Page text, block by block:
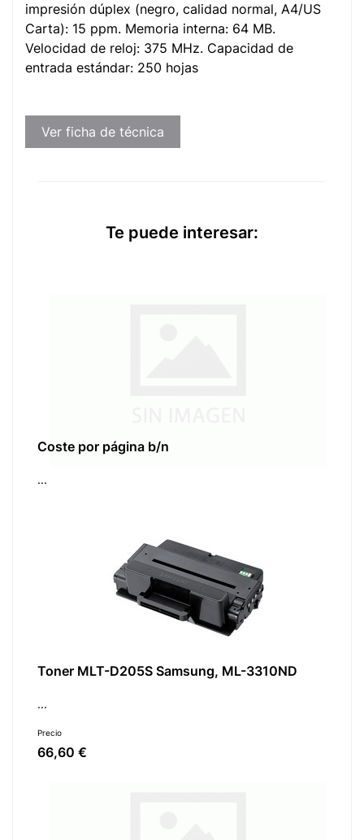
impresión dúplex (negro, calidad normal, A4/US
Carta): 15 ppm. Memoria interna: 64 MB.
Velocidad de reloj: 375 MHz. Capacidad de
entrada estándar: 250 hojas
Ver ficha de técnica
Coste por página b/n
...
Toner MLT-D205S Samsung, ML-3310ND
...
Precio
66,60 €